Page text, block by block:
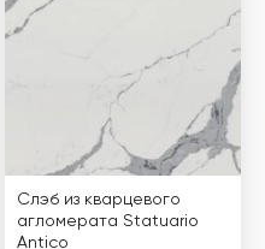
Слэб из кварцевого
агломерата Statuario
Antico